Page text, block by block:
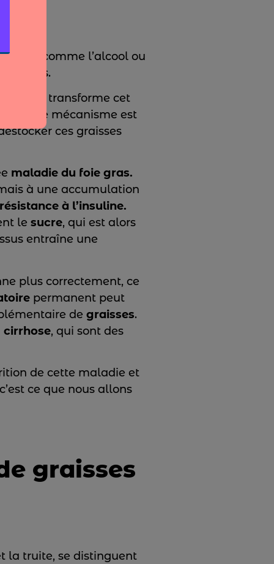
(comme l’alcool ou
transforme cet
Ce mécanisme est
ces graisses
maladie du foie gras.
à une accumulation
résistance à l’insuline.
le sucre, qui est alors
entraîne une
plus correctement, ce
permanent peut
de graisses.
cirrhose, qui sont des
de cette maladie et
ce que nous allons
graisses
la truite, se distinguent